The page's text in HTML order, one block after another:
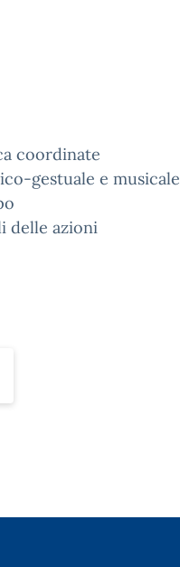
coordinate
gestuale e musicale
delle azioni